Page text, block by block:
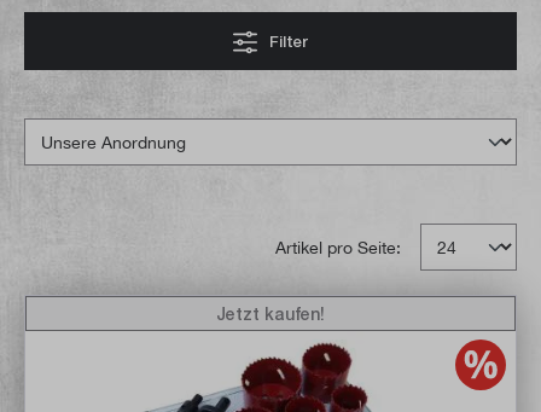
Filter
Artikel pro Seite:
Jetzt kaufen!